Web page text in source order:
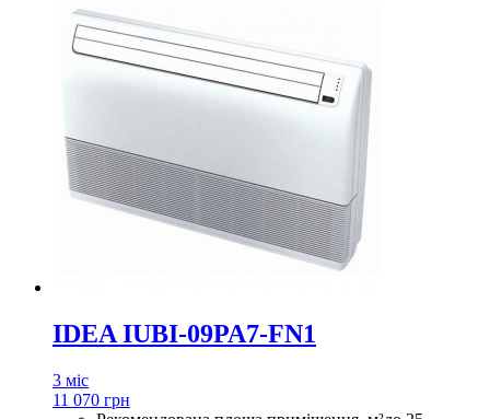
IDEA IUBI-09PA7-FN1
3 міс
11 070 грн